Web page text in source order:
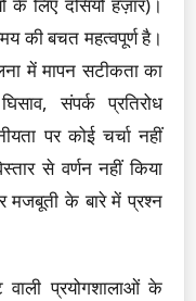
की बचत महत्वपूर्ण है।
में मापन सटीकता का
संपर्क प्रतिरोध
पर कोई चर्चा नहीं
से वर्णन नहीं किया
मजबूती के बारे में प्रश्न
वाली प्रयोगशालाओं के